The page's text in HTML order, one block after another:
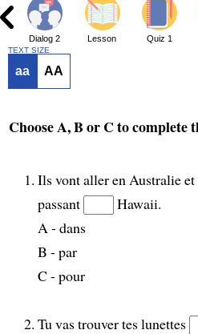
Dialog 2 Lesson Quiz 1
TEXT SIZE
aa AA
ChooseA,BorCto complete
Ils vont aller en Australie
passant
Hawaii.
A - dans
B - par
C - pour
Tu vas trouver tes lunettes